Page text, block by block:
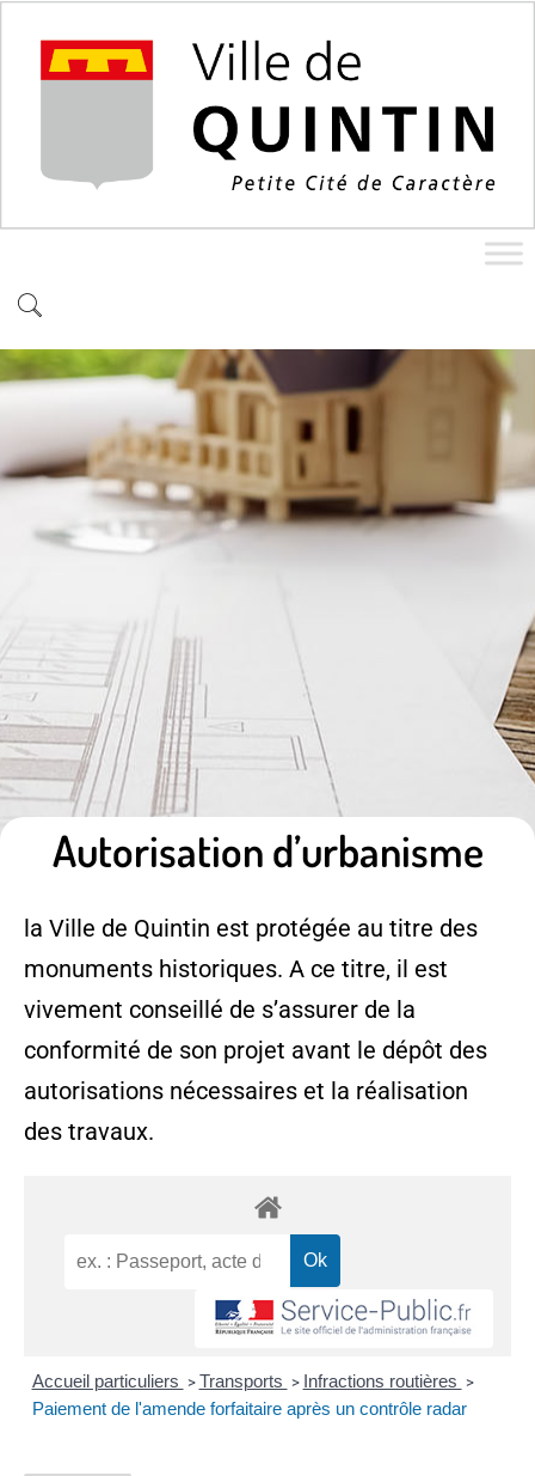
Autorisation d’urbanisme
la Ville de Quintin est protégée au titre des
monuments historiques. A ce titre, il est
vivement conseillé de s’assurer de la
conformité de son projet avant le dépôt des
autorisations nécessaires et la réalisation
des travaux.
Accueil particuliers > Transports > Infractions routières >
Paiement de l'amende forfaitaire après un contrôle radar